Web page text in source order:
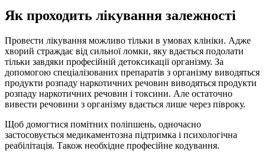
Як проходить лікування залежності
Провести лікування можливо тільки в умовах клініки. Адже
хворий страждає від сильної ломки, яку вдається подолати
тільки завдяки професійній детоксикації організму. За
допомогою спеціалізованих препаратів з організму виводяться
продукти розпаду наркотичних речовин виводяться продукти
розпаду наркотичних речовин і токсини. Але остаточно
вивести речовини з організму вдається лише через півроку.
Щоб домогтися помітних поліпшень, одночасно
застосовується медикаментозна підтримка і психологічна
реабілітація. Також необхідне професійне кодування.